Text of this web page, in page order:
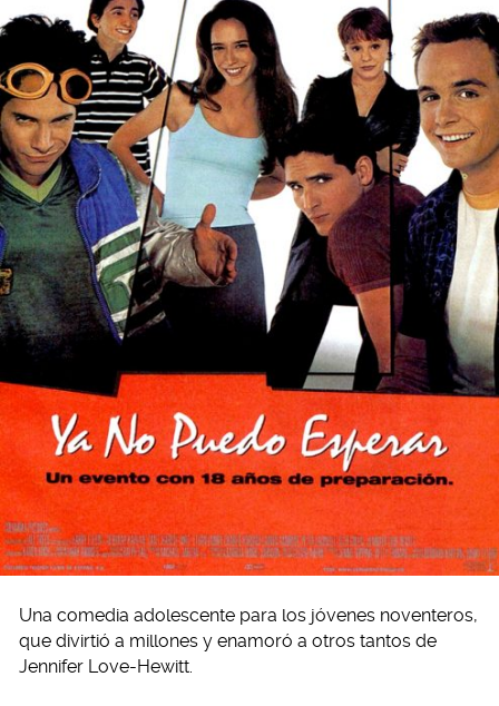
Una comedia adolescente para los jóvenes noventeros,
que divirtió a millones y enamoró a otros tantos de
Jennifer Love-Hewitt.